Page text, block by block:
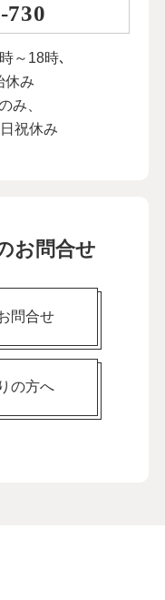
730
～18時､
休み
み、
祝休み
お問合せ
問合せ
の方へ